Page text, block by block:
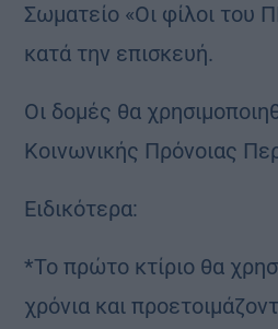
Σωματείο «Οι φίλοι του
κατά την επισκευή.
Οι δομές θα
Κοινωνικής Πρόνοιας
Ειδικότερα:
*Το πρώτο κτίριο θα
χρόνια και